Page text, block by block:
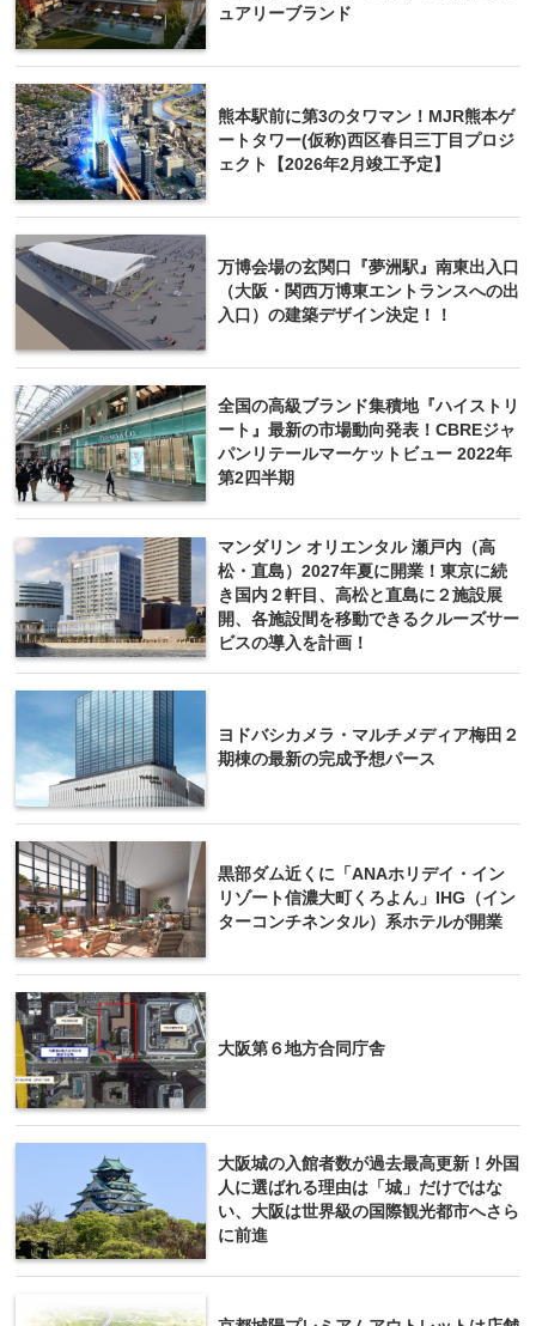
ュアリーブランド
熊本駅前に第3のタワマン！MJR熊本ゲ
ートタワー(仮称)西区春日三丁目プロジ
ェクト【2026年2月竣工予定】
万博会場の玄関口『夢洲駅』南東出入口
（大阪・関西万博東エントランスへの出
入口）の建築デザイン決定！！
全国の高級ブランド集積地『ハイストリ
ート』最新の市場動向発表！CBREジャ
パンリテールマーケットビュー 2022年
第2四半期
マンダリン オリエンタル 瀬戸内（高
松・直島）2027年夏に開業！東京に続
き国内２軒目、高松と直島に２施設展
開、各施設間を移動できるクルーズサー
ビスの導入を計画！
ヨドバシカメラ・マルチメディア梅田２
期棟の最新の完成予想パース
黒部ダム近くに「ANAホリデイ・イン
リゾート信濃大町くろよん」IHG（イン
ターコンチネンタル）系ホテルが開業
大阪第６地方合同庁舎
大阪城の入館者数が過去最高更新！外国
人に選ばれる理由は「城」だけではな
い、大阪は世界級の国際観光都市へさら
に前進